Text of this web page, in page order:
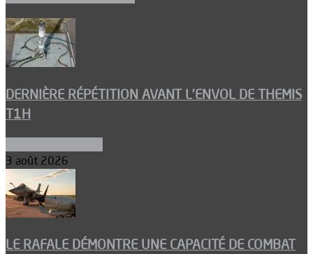
DERNIÈRE RÉPÉTITION AVANT L’ENVOL DE THEMIS
T1H
3 août 2026
LE RAFALE DÉMONTRE UNE CAPACITÉ DE COMBAT